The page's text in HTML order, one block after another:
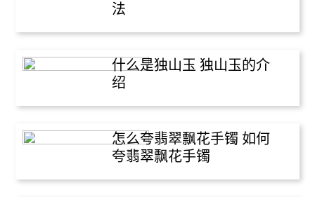
法
什么是独山玉 独山玉的介
绍
怎么夸翡翠飘花手镯 如何
夸翡翠飘花手镯